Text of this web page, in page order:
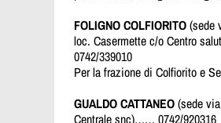
FOLIGNOCOLFIORITO(sede
loc. Casermette c/o Centro
0742/339010
Per la frazione di Colfiorito e
GUALDO CATTANEO(sede
Centrale snc)…… 0742/920316